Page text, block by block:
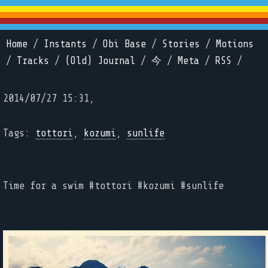
Home / Instants / Obi Base / Stories /
Motions
/ Tracks / (Old) Journal / 今 / Meta / RSS /
2014/07/27 15:31,
Tags: tottori , kozumi , sunlife
Time for a swim #tottori #kozumi #sunlife